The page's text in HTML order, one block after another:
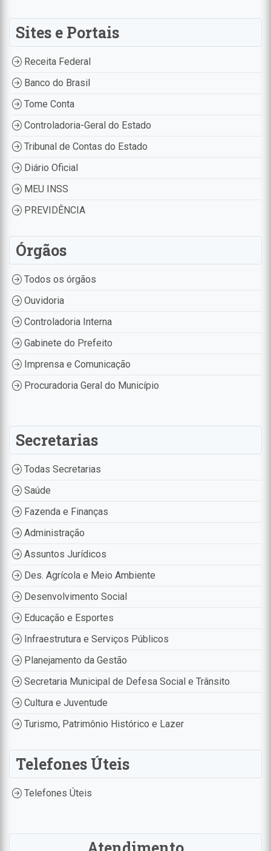
Sites e Portais
Receita Federal
Banco do Brasil
Tome Conta
Controladoria-Geral do Estado
Tribunal de Contas do Estado
Diário Oficial
MEU INSS
PREVIDÊNCIA
Órgãos
Todos os órgãos
Ouvidoria
Controladoria Interna
Gabinete do Prefeito
Imprensa e Comunicação
Procuradoria Geral do Município
Secretarias
Todas Secretarias
Saúde
Fazenda e Finanças
Administração
Assuntos Jurídicos
Des. Agrícola e Meio Ambiente
Desenvolvimento Social
Educação e Esportes
Infraestrutura e Serviços Públicos
Planejamento da Gestão
Secretaria Municipal de Defesa Social e Trânsito
Cultura e Juventude
Turismo, Patrimônio Histórico e Lazer
Telefones Úteis
Telefones Úteis